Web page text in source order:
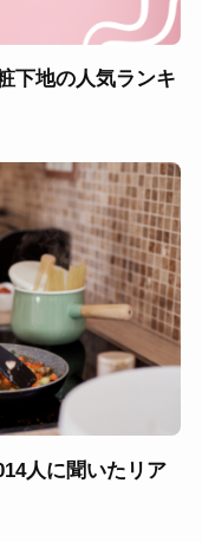
下地の人気ランキ
人に聞いたリア